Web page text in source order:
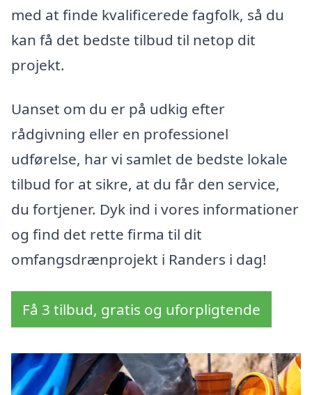
med at finde kvalificerede fagfolk, så du
kan få det bedste tilbud til netop dit
projekt.
Uanset om du er på udkig efter
rådgivning eller en professionel
udførelse, har vi samlet de bedste lokale
tilbud for at sikre, at du får den service,
du fortjener. Dyk ind i vores informationer
og find det rette firma til dit
omfangsdrænprojekt i Randers i dag!
Få 3 tilbud, gratis og uforpligtende